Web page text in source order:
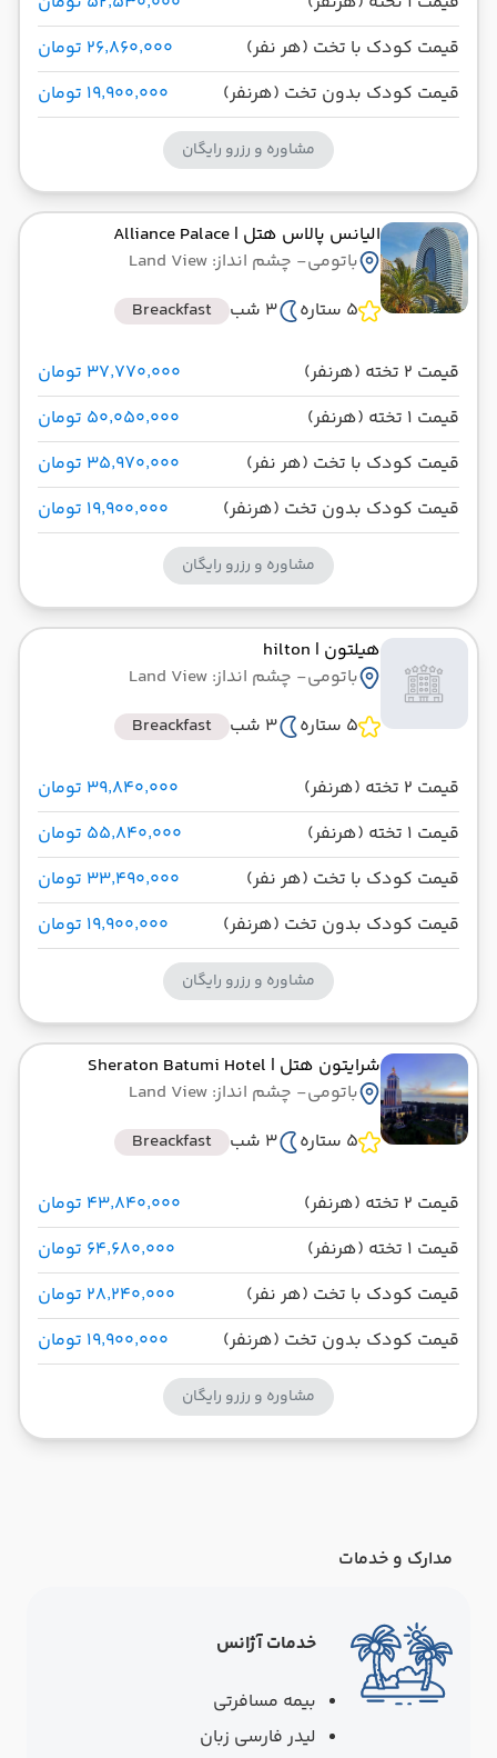
قیمت کودک با تخت (هر نفر)
۲۶٬۸۶۰٬۰۰۰ تومان
قیمت کودک بدون تخت (هرنفر)
۱۹٬۹۰۰٬۰۰۰ تومان
مشاوره و رزرو رایگان
الیانس پالاس هتل | Alliance Palace
باتومی- چشم انداز: Land View
5 ستاره
3 شب Breackfast
قیمت 2 تخته (هرنفر)
۳۷٬۷۷۰٬۰۰۰ تومان
قیمت 1 تخته (هرنفر)
۵۰٬۰۵۰٬۰۰۰ تومان
قیمت کودک با تخت (هر نفر)
۳۵٬۹۷۰٬۰۰۰ تومان
قیمت کودک بدون تخت (هرنفر)
۱۹٬۹۰۰٬۰۰۰ تومان
مشاوره و رزرو رایگان
هیلتون | hilton
باتومی- چشم انداز: Land View
5 ستاره
3 شب Breackfast
قیمت 2 تخته (هرنفر)
۳۹٬۸۴۰٬۰۰۰ تومان
قیمت 1 تخته (هرنفر)
۵۵٬۸۴۰٬۰۰۰ تومان
قیمت کودک با تخت (هر نفر)
۳۳٬۴۹۰٬۰۰۰ تومان
قیمت کودک بدون تخت (هرنفر)
۱۹٬۹۰۰٬۰۰۰ تومان
مشاوره و رزرو رایگان
شرایتون هتل | Sheraton Batumi Hotel
باتومی- چشم انداز: Land View
5 ستاره
3 شب Breackfast
قیمت 2 تخته (هرنفر)
۴۳٬۸۴۰٬۰۰۰ تومان
قیمت 1 تخته (هرنفر)
۶۴٬۶۸۰٬۰۰۰ تومان
قیمت کودک با تخت (هر نفر)
۲۸٬۲۴۰٬۰۰۰ تومان
قیمت کودک بدون تخت (هرنفر)
۱۹٬۹۰۰٬۰۰۰ تومان
مشاوره و رزرو رایگان
مدارک و خدمات
خدمات آژانس
بیمه مسافرتی
لیدر فارسی زبان